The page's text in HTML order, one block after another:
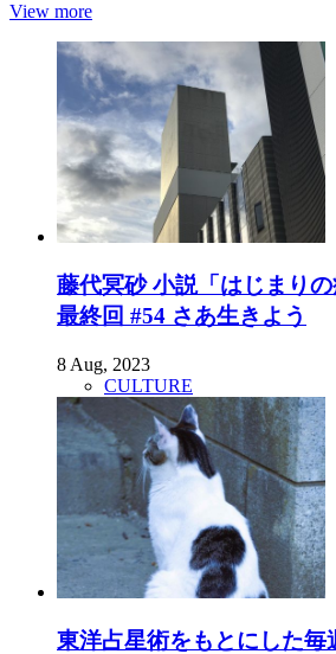
View more
藤代冥砂 小説「はじまり
最終回 #54 さあ生きよう
8 Aug, 2023
CULTURE
東洋占星術をもとにした毎